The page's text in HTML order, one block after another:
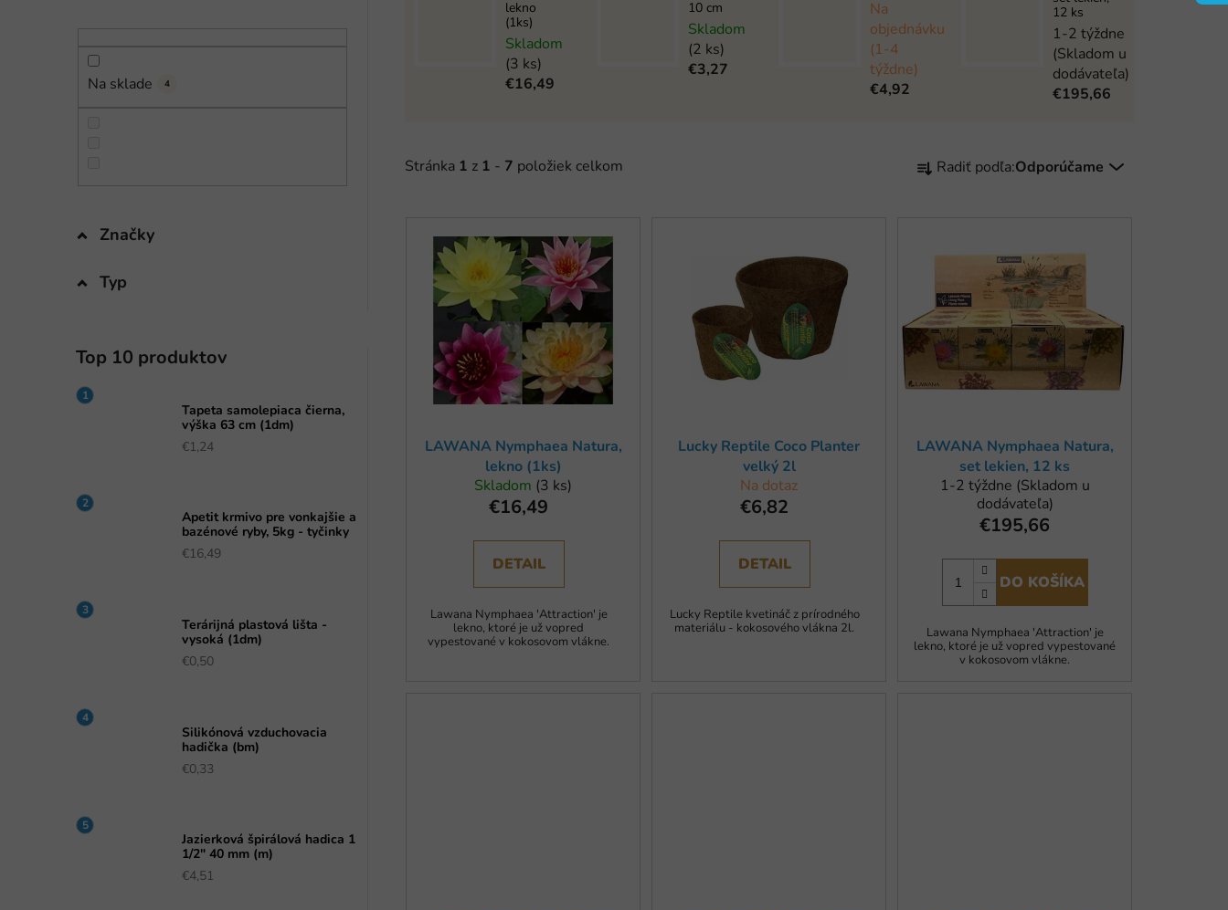
Na sklade 4
Značky
Typ
Top 10 produktov
Tapeta samolepiaca čierna,
výška 63 cm (1dm)
€1,24
Apetit krmivo pre vonkajšie a
bazénové ryby, 5kg - tyčinky
€16,49
Terárijná plastová lišta -
vysoká (1dm)
€0,50
Silikónová vzduchovacia
hadička (bm)
€0,33
Jazierková špirálová hadica 1
1/2" 40 mm (m)
€4,51
lekno
(1ks)
Skladom
(3 ks)
€16,49
10 cm
Skladom
(2 ks)
€3,27
Na
objednávku
(1-4
týždne)
€4,92
12 ks
1-2 týždne
(Skladom u
dodávateľa)
€195,66
Stránka 1 z 1 - 7 položiek celkom
a
p
r
d
k
Radiť podľa:Odporúčame
LAWANA Nymphaea Natura,
lekno (1ks)
Skladom (3 ks)
€16,49
DETAIL
Lawana Nymphaea 'Attraction' je
lekno, ktoré je už vopred
vypestované v kokosovom vlákne.
Lucky Reptile Coco Planter
velký 2l
Na dotaz
€6,82
DETAIL
Lucky Reptile kvetináč z prírodného
materiálu - kokosového vlákna 2l.
LAWANA Nymphaea Natura,
set lekien, 12 ks
1-2 týždne (Skladom u
dodávateľa)
€195,66
DO KOŠÍKA
Lawana Nymphaea 'Attraction' je
lekno, ktoré je už vopred vypestované
v kokosovom vlákne.